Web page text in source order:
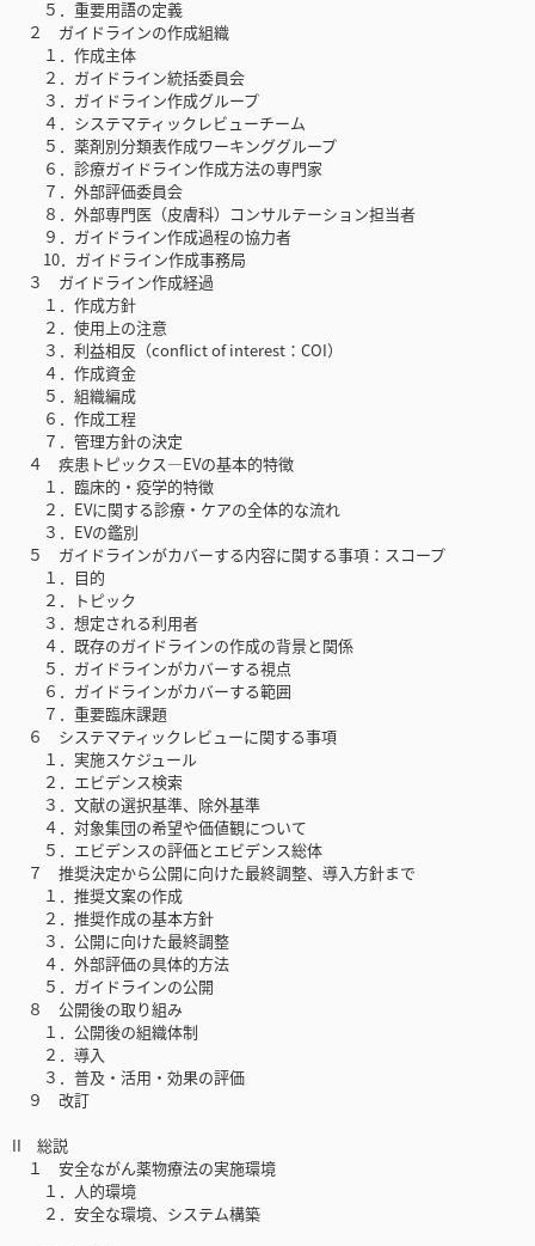
５．重要用語の定義
２ ガイドラインの作成組織
１．作成主体
２．ガイドライン統括委員会
３．ガイドライン作成グループ
４．システマティックレビューチーム
５．薬剤別分類表作成ワーキンググループ
６．診療ガイドライン作成方法の専門家
７．外部評価委員会
８．外部専門医（皮膚科）コンサルテーション担当者
９．ガイドライン作成過程の協力者
10．ガイドライン作成事務局
３ ガイドライン作成経過
１．作成方針
２．使用上の注意
３．利益相反（conflict of interest：COI）
４．作成資金
５．組織編成
６．作成工程
７．管理方針の決定
４ 疾患トピックス―EVの基本的特徴
１．臨床的・疫学的特徴
２．EVに関する診療・ケアの全体的な流れ
３．EVの鑑別
５ ガイドラインがカバーする内容に関する事項：スコープ
１．目的
２．トピック
３．想定される利用者
４．既存のガイドラインの作成の背景と関係
５．ガイドラインがカバーする視点
６．ガイドラインがカバーする範囲
７．重要臨床課題
６ システマティックレビューに関する事項
１．実施スケジュール
２．エビデンス検索
３．文献の選択基準、除外基準
４．対象集団の希望や価値観について
５．エビデンスの評価とエビデンス総体
７ 推奨決定から公開に向けた最終調整、導入方針まで
１．推奨文案の作成
２．推奨作成の基本方針
３．公開に向けた最終調整
４．外部評価の具体的方法
５．ガイドラインの公開
８ 公開後の取り組み
１．公開後の組織体制
２．導入
３．普及・活用・効果の評価
９ 改訂
II 総説
１ 安全ながん薬物療法の実施環境
１．人的環境
２．安全な環境、システム構築